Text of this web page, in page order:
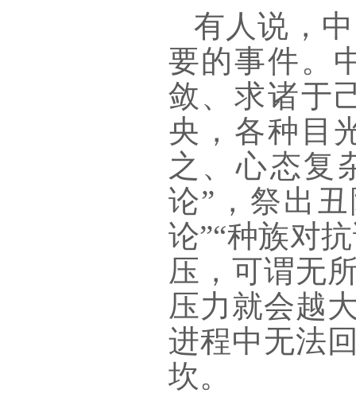
有人说，
要的事件。
敛、求诸于
央，各种目
之、心态复
论”，祭出
论”“种族对
压，可谓无
压力就会越
进程中无法
坎。